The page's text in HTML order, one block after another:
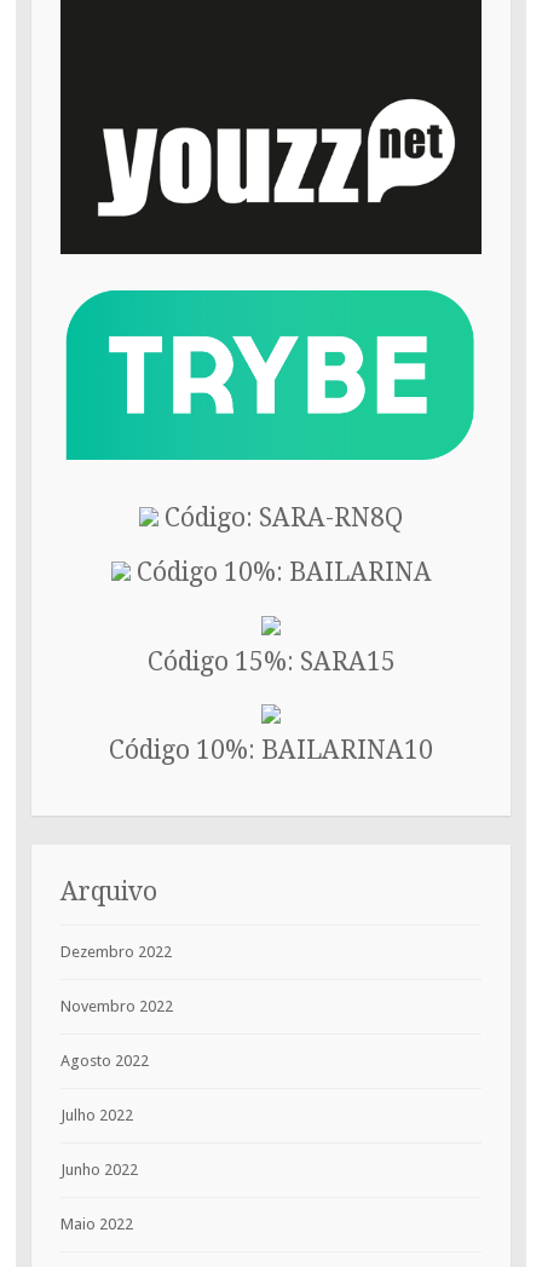
Código: SARA-RN8Q
Código 10%: BAILARINA
Código 15%: SARA15
Código 10%: BAILARINA10
Arquivo
Dezembro 2022
Novembro 2022
Agosto 2022
Julho 2022
Junho 2022
Maio 2022